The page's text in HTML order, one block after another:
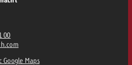
00
Google Maps